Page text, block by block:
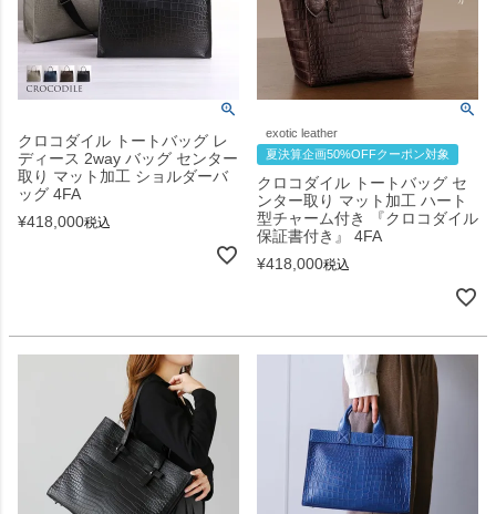
クロコダイル トートバッグ レ
ディース 2way バッグ センター
取り マット加工 ショルダーバ
ッグ 4FA
¥418,000税込
exotic leather
夏決算企画50%OFFクーポン対象
クロコダイル トートバッグ セ
ンター取り マット加工 ハート
型チャーム付き 『クロコダイル
保証書付き』 4FA
¥418,000税込